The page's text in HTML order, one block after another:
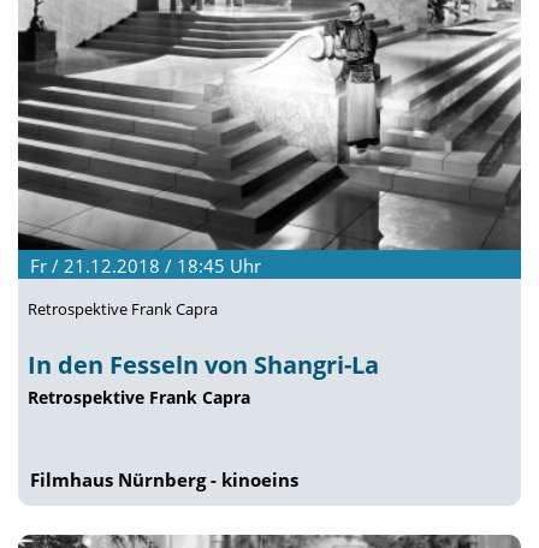
Fr / 21.12.2018 / 18:45 Uhr
Retrospektive Frank Capra
In den Fesseln von Shangri-La
Retrospektive Frank Capra
Filmhaus Nürnberg - kinoeins